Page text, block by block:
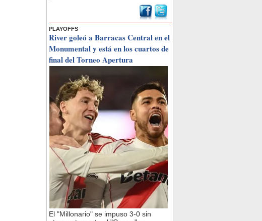
PLAYOFFS
River goleó a Barracas Central en el
Monumental y está en los cuartos de
final del Torneo Apertura
El "Millonario" se impuso 3-0 sin